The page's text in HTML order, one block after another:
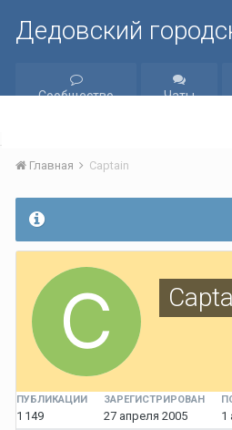
Дедовский
Сообщество Чаты
Главная Captain
ПУБЛИКАЦИИ
1 149
ЗАРЕГИСТРИРОВАН
27 апреля 2005 1